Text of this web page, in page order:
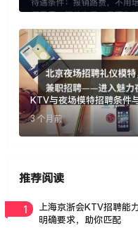
KTV与夜场模特招聘条件
3 个月前
推荐阅读
1
上海京浙会KTV招聘能
明确要求，助你匹配